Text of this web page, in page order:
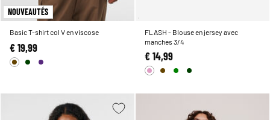
NOUVEAUTÉS
Basic T-shirt col V en viscose
€ 19,99
FLASH - Blouse en jersey avec
manches 3/4
€ 14,99